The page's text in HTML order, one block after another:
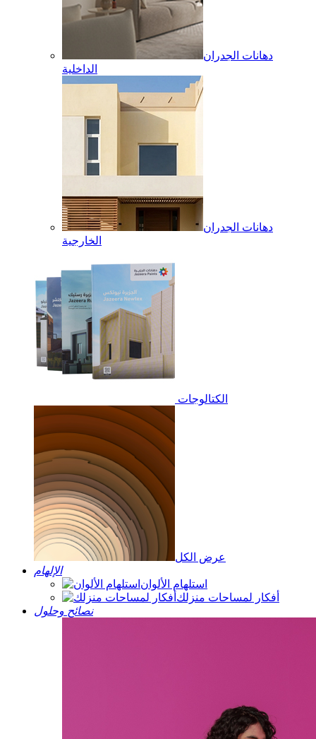
دهانات الجدران
الداخلية
دهانات الجدران
الخارجية
الكتالوجات
عرض الكل
الإلهام
استلهام الألوان
أفكار لمساحات منزلك
نصائح وحلول